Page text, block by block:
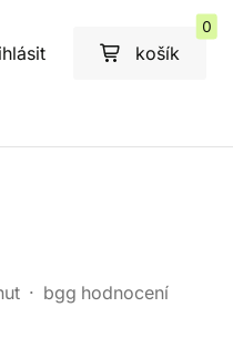
košík
0
bgg hodnocení